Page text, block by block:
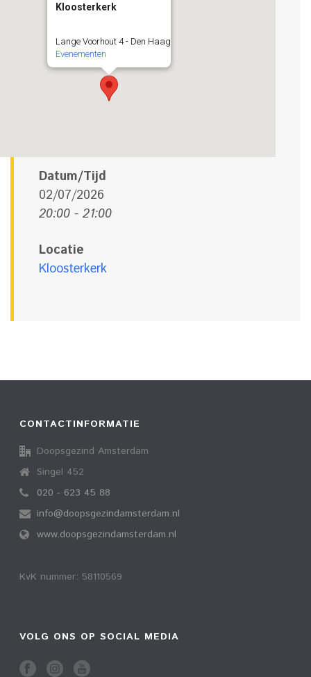
Kloosterkerk
Lange Voorhout 4 - Den Haag
Evenementen
Datum/Tijd
02/07/2026
20:00 - 21:00
Locatie
Kloosterkerk
CONTACTINFORMATIE
Doopsgezind Amsterdam
Singel 452
020 - 623 45 88
info@doopsgezindamsterdam.nl
www.doopsgezindamsterdam.nl
KvK nummer: 58110569
VOLG ONS OP SOCIAL MEDIA